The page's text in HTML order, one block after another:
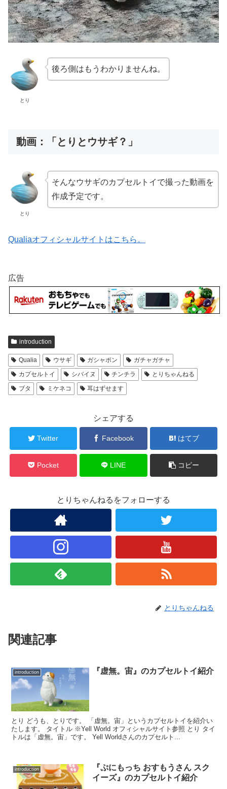
とり
後ろ側はもうわかりませんね。
動画：「とりとウサギ？」
とり
そんなウサギのカプセルトイで撮った動画を
作成予定です。
Qualiaオフィシャルサイトはこちら。
広告
introduction
Qualia ウサギ ガシャポン
ガチャガチャ
カプセルトイ
シバイヌ チンチラ
とりちゃんねる
ブタ
ミケネコ 耳はずせます
シェアする
Twitter Facebook はてブ
Pocket LINE コピー
とりちゃんねるをフォローする
とりちゃんねる
関連記事
introduction 『虚無。宙』のカプセルトイ紹介
とり どうも、とりです。 「虚無。宙」というカプセルトイを紹介い
たします。 タイトル ※Yell World オフィシャルサイト参照 とり タイ
トルは「虚無。宙」です。 Yell Worldさんのカプセルト...
introduction
『ぷにもっち おすもうさん スク
イーズ』のカプセルトイ紹介